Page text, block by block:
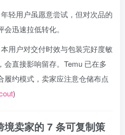
轻用户虽愿意尝试，但对次品的
迅速拉低转化。
用户对交付时效与包装完好度敏
会直接影响留存。Temu 已在多
履约模式，卖家应注意仓储布点
)
境卖家的 7 条可复制策